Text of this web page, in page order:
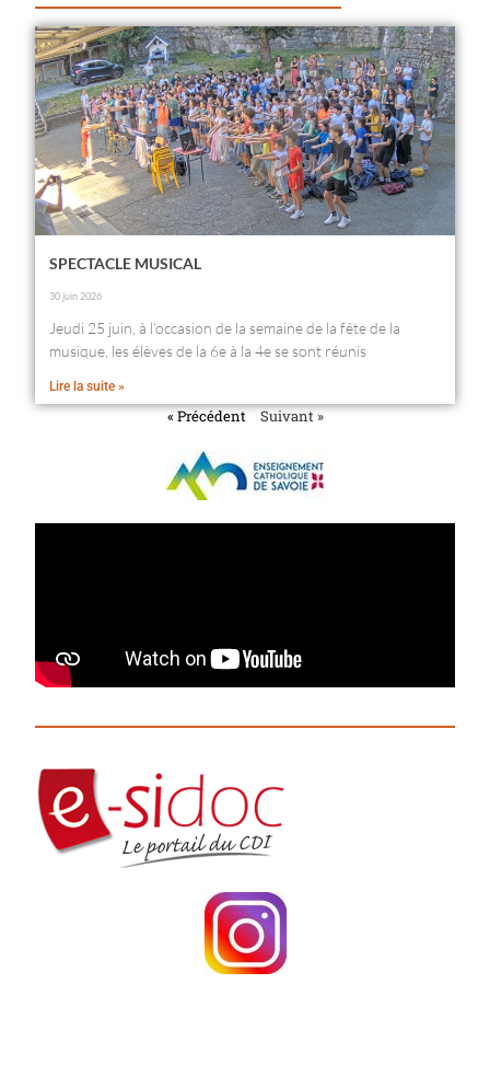
SPECTACLE MUSICAL
30 juin 2026
Jeudi 25 juin, à l’occasion de la semaine de la fête de la
musique, les élèves de la 6e à la 4e se sont réunis
Lire la suite »
« Précédent Suivant »